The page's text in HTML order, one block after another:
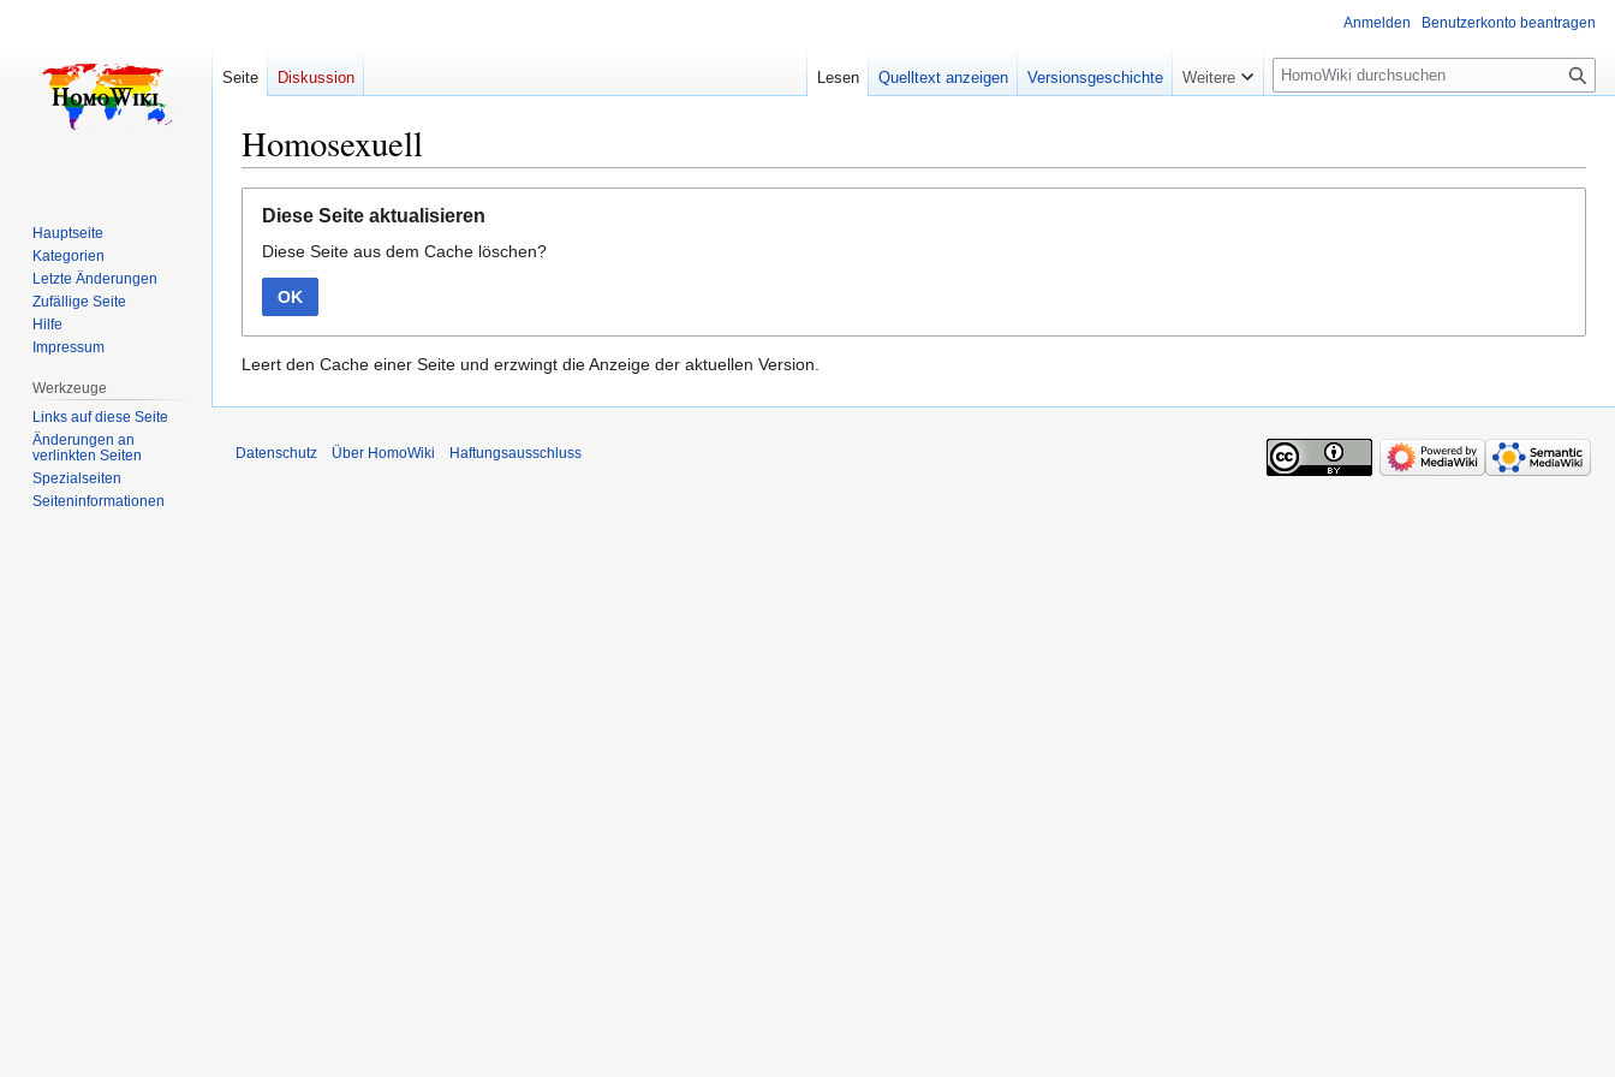
Homosexuell
Navigation
springen
Suche
springen
Diese Seite aktualisieren
Diese Seite aus dem Cache löschen?
OK
Leert den Cache einer Seite und erzwingt die Anzeige der aktuellen Version.
Anmelden Benutzerkonto beantragen
Seite Diskussion Lesen Quelltext anzeigen Versionsgeschichte Weitere
Suche
Hauptseite
Kategorien
Letzte Änderungen
Zufällige Seite
Hilfe
Impressum
Werkzeuge
Links auf diese Seite
Änderungen an
verlinkten Seiten
Spezialseiten
Seiten­­informationen
Datenschutz Über HomoWiki Haftungsausschluss